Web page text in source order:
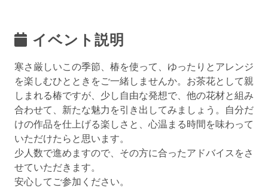
イベント説明
寒さ厳しいこの季節、椿を使って、ゆったりとアレンジ
を楽しむひとときをご一緒しませんか。お茶花として親
しまれる椿ですが、少し自由な発想で、他の花材と組み
合わせて、新たな魅力を引き出してみましょう。自分だ
けの作品を仕上げる楽しさと、心温まる時間を味わって
いただけたらと思います。
少人数で進めますので、その方に合ったアドバイスをさ
せていただきます。
安心してご参加ください。